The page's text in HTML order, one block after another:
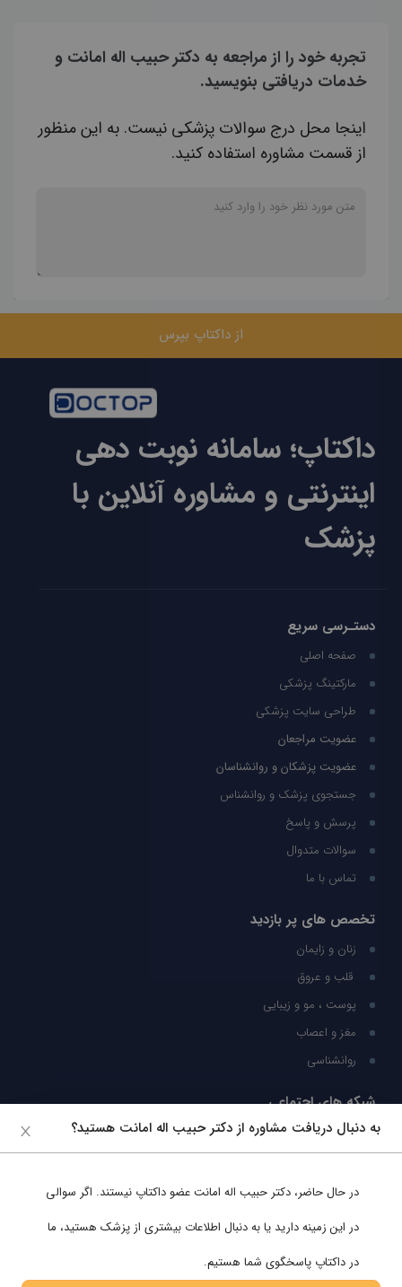
تجربه خود را از مراجعه به دکتر حبیب اله امانت و
خدمات دریافتی بنویسید.
اینجا محل درج سوالات پزشکی نیست. به این منظور
از قسمت مشاوره استفاده کنید.
از داکتاپ بپرس
داکتاپ؛ سامانه نوبت دهی
اینترنتی و مشاوره آنلاین با
پزشک
دستـرسی سریع
صفحه اصلی
مارکتینگ پزشکی
طراحی سایت پزشکی
عضویت مراجعان
عضویت پزشکان و روانشناسان
جستجوی پزشک و روانشناس
پرسش و پاسخ
سوالات متدوال
تماس با ما
تخصص های پر بازدید
زنان و زایمان
قلب و عروق
پوست ، مو و زیبایی
مغز و اعصاب
روانشناسی
شبکه های اجتماعی
ما را در شبکه های اجتماعی دنبال کنید
به دنبال دریافت مشاوره از دکتر حبیب اله امانت هستید؟
در حال حاضر، دکتر حبیب اله امانتعضو داکتاپ نیستند. اگر سوالی
در این زمینه دارید یا به دنبال اطلاعات بیشتری از پزشک هستید، ما
در داکتاپ پاسخگوی شما هستیم.